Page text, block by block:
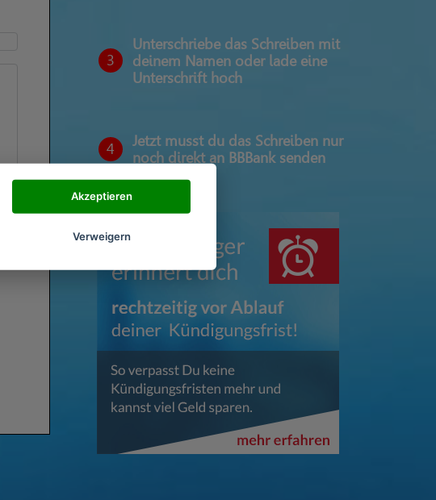
3
Unterschriebe das Schreiben mit
deinem Namen oder lade eine
Unterschrift hoch
4
Jetzt musst du das Schreiben nur
noch direkt an BBBank senden
Akzeptieren
Verweigern